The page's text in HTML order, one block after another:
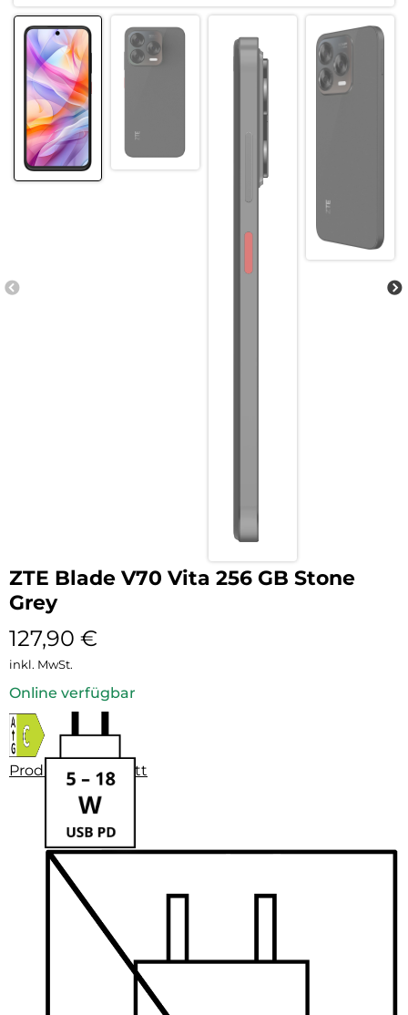
ZTE Blade V70 Vita 256 GB Stone
Grey
127,90 €
inkl. MwSt.
Online verfügbar
Produktdatenblatt